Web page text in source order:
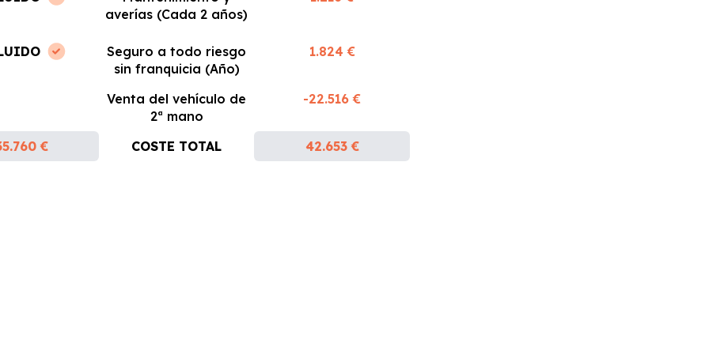
averías (Cada 2 años)
Seguro a todo riesgo
sin franquicia (Año)
1.824 €
Venta del vehículo de
2ª mano
-22.516 €
€ COSTE TOTAL 42.653 €